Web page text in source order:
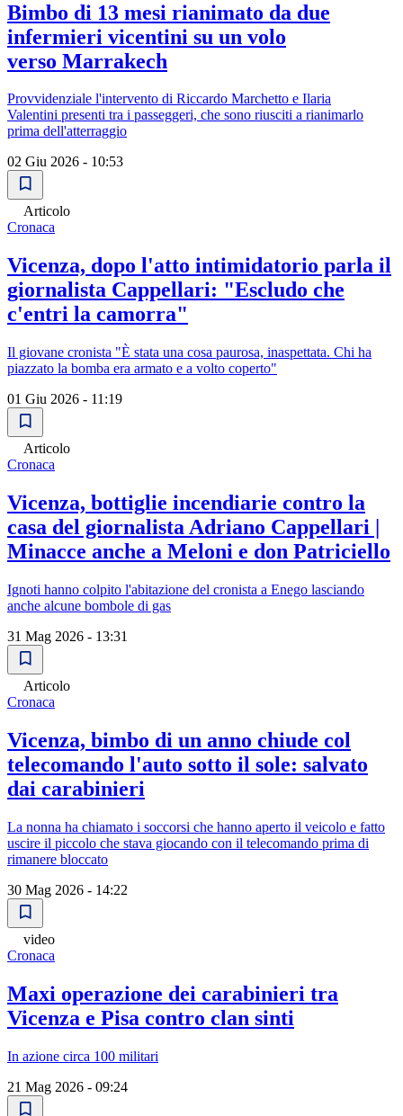
Bimbo di 13 mesi rianimato da due
infermieri vicentini su un volo
verso Marrakech
Provvidenziale l'intervento di Riccardo Marchetto e Ilaria
Valentini presenti tra i passeggeri, che sono riusciti a rianimarlo
prima dell'atterraggio
02 Giu 2026 - 10:53
Articolo
Cronaca
Vicenza, dopo l'atto intimidatorio parla il
giornalista Cappellari: "Escludo che
c'entri la camorra"
Il giovane cronista "È stata una cosa paurosa, inaspettata. Chi ha
piazzato la bomba era armato e a volto coperto"
01 Giu 2026 - 11:19
Articolo
Cronaca
Vicenza, bottiglie incendiarie contro la
casa del giornalista Adriano Cappellari |
Minacce anche a Meloni e don Patriciello
Ignoti hanno colpito l'abitazione del cronista a Enego lasciando
anche alcune bombole di gas
31 Mag 2026 - 13:31
Articolo
Cronaca
Vicenza, bimbo di un anno chiude col
telecomando l'auto sotto il sole: salvato
dai carabinieri
La nonna ha chiamato i soccorsi che hanno aperto il veicolo e fatto
uscire il piccolo che stava giocando con il telecomando prima di
rimanere bloccato
30 Mag 2026 - 14:22
video
Cronaca
Maxi operazione dei carabinieri tra
Vicenza e Pisa contro clan sinti
In azione circa 100 militari
21 Mag 2026 - 09:24